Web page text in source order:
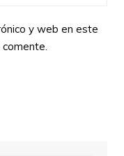
y web en este